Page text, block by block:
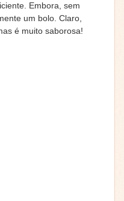
Embora, sem
um bolo. Claro,
é muito saborosa!